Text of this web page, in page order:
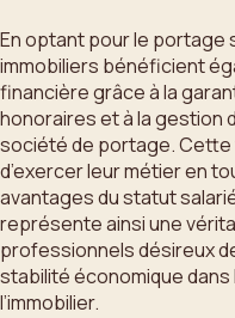
En optant pour le portage
immobiliers bénéficient
financière grâce à la
honoraires et à la gestion
société de portage. Cette
d’exercer leur métier en
avantages du statut
représente ainsi une
professionnels désireux
stabilité économique
l’immobilier.